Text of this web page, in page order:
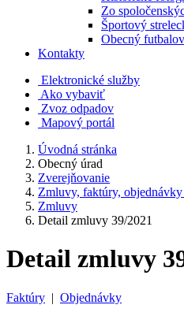
Zo
Športový
Obecný
Kontakty
Elektronické služby
Ako vybaviť
Zvoz odpadov
Mapový portál
Úvodná stránka
Obecný úrad
Zverejňovanie
Zmluvy, faktúry, objednávky
Zmluvy
Detail zmluvy 39/2021
Detail zmluvy
Faktúry | Objednávky